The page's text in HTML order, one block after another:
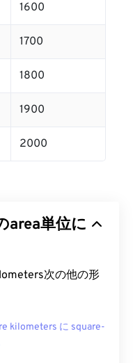
1600
1700
1800
1900
2000
area単位に
次の他の形
kilometers に square-